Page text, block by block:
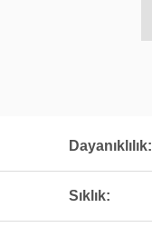
Dayanıklılık:
Sıklık: